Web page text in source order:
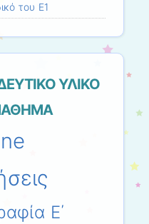
του Ε1
ΥΛΙΚΟ
Ε΄